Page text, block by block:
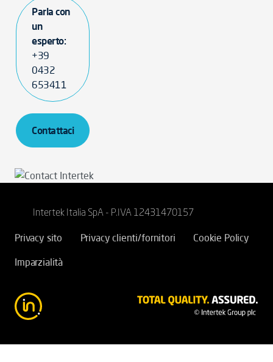
Parla con
un
esperto:
+39
0432
653411
Contattaci
Intertek Italia SpA - P.IVA 12431470157
Privacy sito Privacy clienti/fornitori
Cookie Policy
Imparzialità